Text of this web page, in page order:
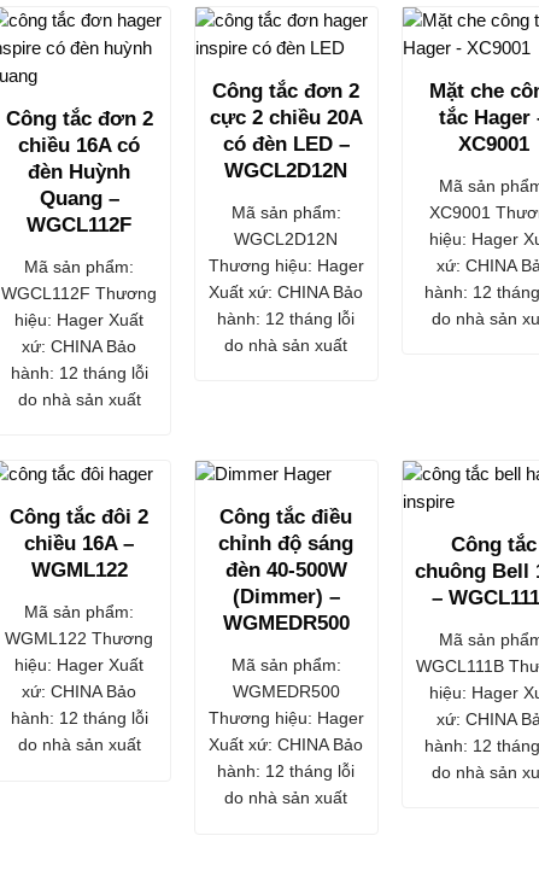
Công tắc đơn 2
chiều 16A có
đèn Huỳnh
Quang –
WGCL112F
Mã sản phẩm:
WGCL112F Thương
hiệu: Hager Xuất
xứ: CHINA Bảo
hành: 12 tháng lỗi
do nhà sản xuất
Công tắc đơn 2
cực 2 chiều 20A
có đèn LED –
WGCL2D12N
Mã sản phẩm:
WGCL2D12N
Thương hiệu: Hager
Xuất xứ: CHINA Bảo
hành: 12 tháng lỗi
do nhà sản xuất
Mặt che
tắc Hager
XC9001
Mã sản
XC9001
hiệu: Hager
xứ: CHINA
hành: 12
do nhà sản
Công tắc đôi 2
chiều 16A –
WGML122
Mã sản phẩm:
WGML122 Thương
hiệu: Hager Xuất
xứ: CHINA Bảo
hành: 12 tháng lỗi
do nhà sản xuất
Công tắc điều
chỉnh độ sáng
đèn 40-500W
(Dimmer) –
WGMEDR500
Mã sản phẩm:
WGMEDR500
Thương hiệu: Hager
Xuất xứ: CHINA Bảo
hành: 12 tháng lỗi
do nhà sản xuất
Công tắc
chuông Bell
–
Mã sản
WGCL111B
hiệu: Hager
xứ: CHINA
hành: 12
do nhà sản